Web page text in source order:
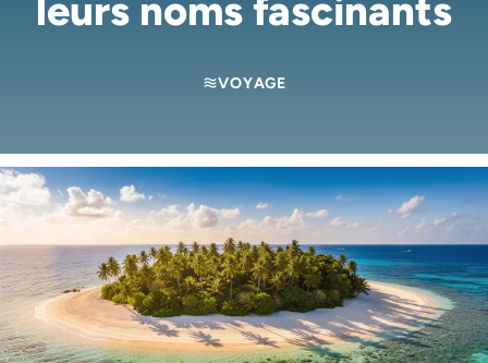
leurs noms fascinants
VOYAGE